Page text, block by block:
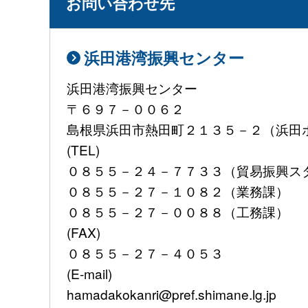
浜田港湾振興センター
浜田港湾振興センター
〒６９７－００６２
島根県浜田市熱田町２１３５－２（浜田
(TEL)
０８５５－２４－７７３３（貿易振興ス
０８５５－２７－１０８２（業務課）
０８５５－２７－００８８（工務課）
(FAX)
０８５５－２７－４０５３
(E-mail)
hamadakokanri@pref.shimane.lg.jp